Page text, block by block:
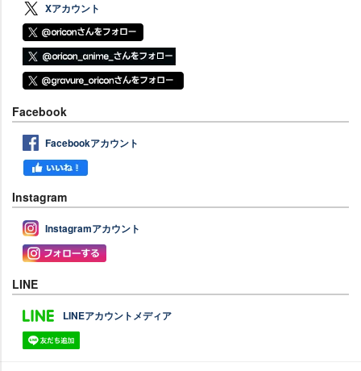
Xアカウント
Facebook
Facebookアカウント
Instagram
Instagramアカウント
LINE
LINEアカウントメディア